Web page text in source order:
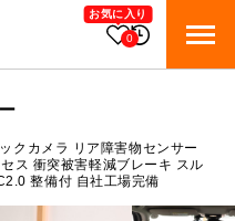
お気に入り
0
庫検索 1.4
クカメラ リア障害物センサー
ス 衝突被害軽減ブレーキ スル
整備付 自社工場完備